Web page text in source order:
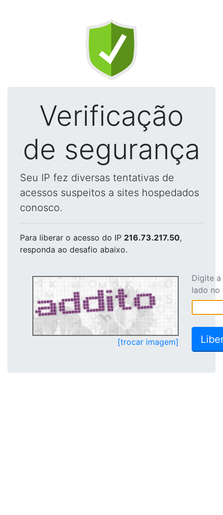
Verificação
de segurança
Seu IP fez diversas tentativas de
acessos suspeitos a sites hospedados
conosco.
Para liberar o acesso do IP 216.73.217.50,
responda ao desafio abaixo.
[trocar imagem]
Digite
lado no